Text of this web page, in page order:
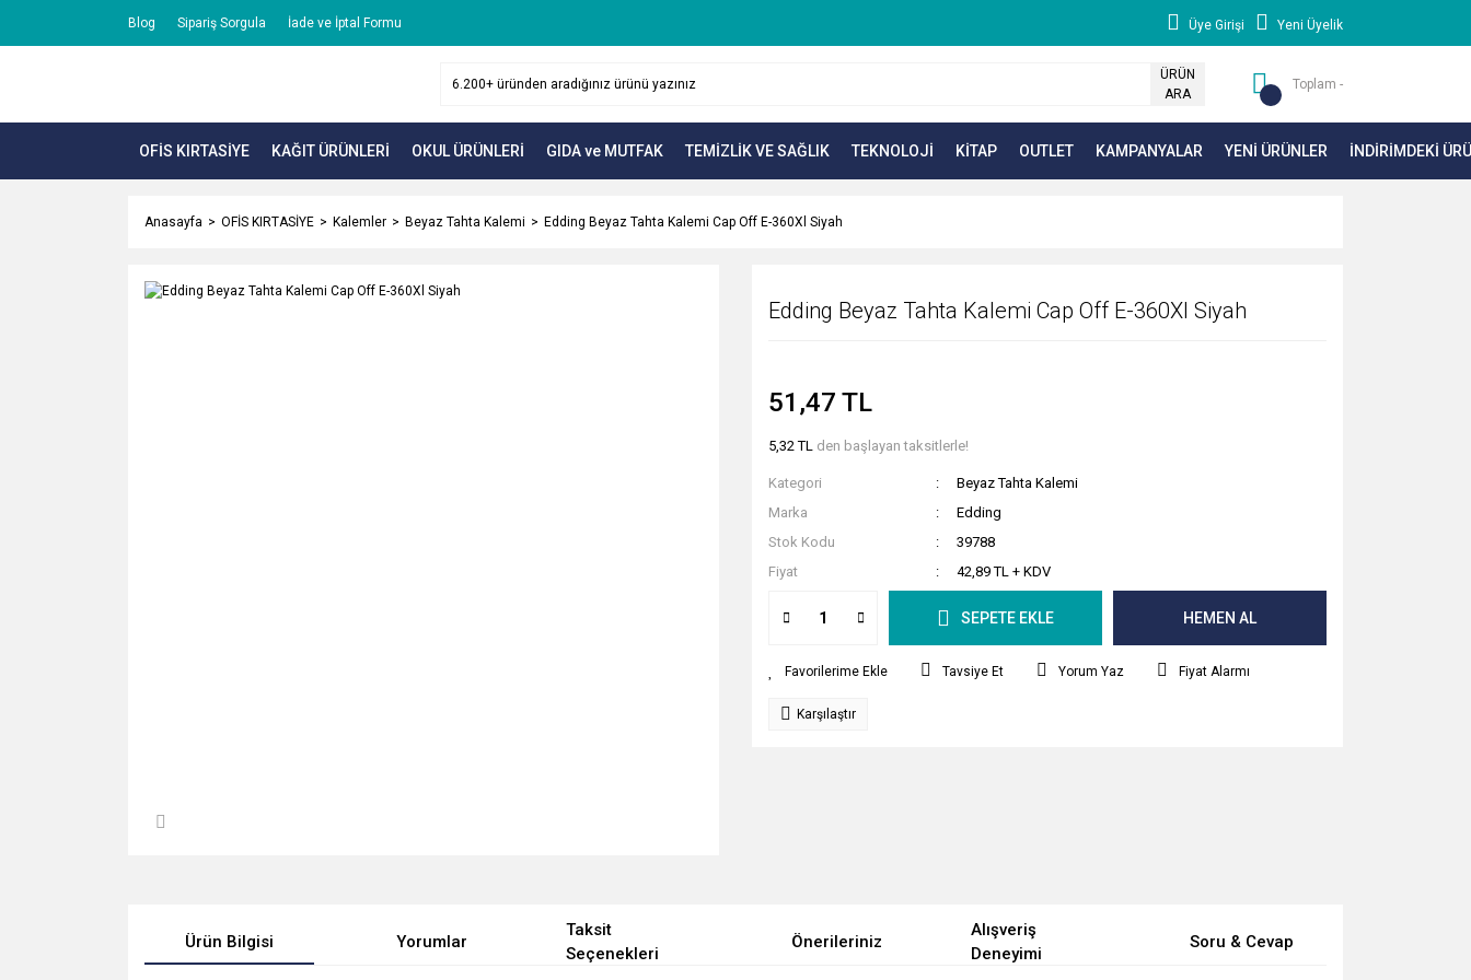
Blog Sipariş Sorgula İade ve İptal Formu Üye Girişi Yeni Üyelik
ÜRÜN
ARA
Toplam -
OFİS KIRTASİYE KAĞIT ÜRÜNLERİ OKUL ÜRÜNLERİ GIDA ve MUTFAK TEMİZLİK VE SAĞLIK TEKNOLOJİ KİTAP OUTLET KAMPANYALAR YENİ ÜRÜNLER İNDİRİMDEKİ
Anasayfa OFİS KIRTASİYE Kalemler Beyaz Tahta Kalemi Edding Beyaz Tahta Kalemi Cap Off E-360Xl Siyah
Edding Beyaz Tahta Kalemi Cap Off E-360Xl Siyah
51,47 TL
5,32 TL den başlayan taksitlerle!
Kategori
Beyaz Tahta Kalemi
Marka
Edding
Stok Kodu
39788
Fiyat
42,89 TL + KDV
SEPETE EKLE HEMEN AL
Tavsiye Et Yorum Yaz Fiyat Alarmı
Karşılaştır
Ürün Bilgisi Yorumlar
Taksit
Seçenekleri
Önerileriniz
Alışveriş
Deneyimi
Soru & Cevap